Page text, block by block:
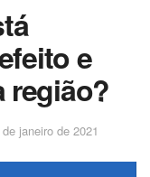
e
região?
janeiro de 2021